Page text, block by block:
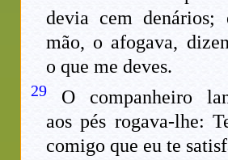
devia cem denários;
mão, o afogava,
o que me deves.
29 O companheiro
aos pés rogava-lhe:
comigo que eu te